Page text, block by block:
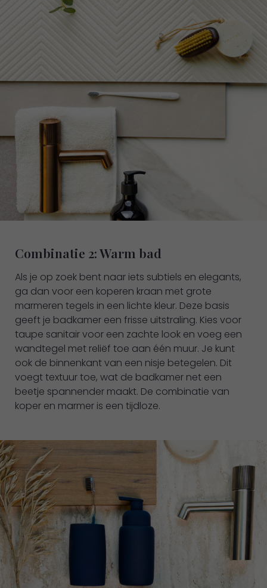
Combinatie 2: Warm bad
Als je op zoek bent naar iets subtiels en elegants,
ga dan voor een koperen kraan met grote
marmeren tegels in een lichte kleur. Deze basis
geeft je badkamer een frisse uitstraling. Kies voor
taupe sanitair voor een zachte look en voeg een
wandtegel met reliëf toe aan één muur. Je kunt
ook de binnenkant van een nisje betegelen. Dit
voegt textuur toe, wat de badkamer net een
beetje spannender maakt. De combinatie van
koper en marmer is een tijdloze.